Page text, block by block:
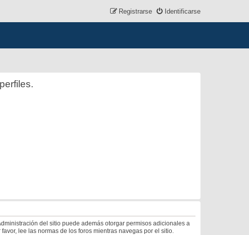
Identificarse
Registrarse
del sitio puede además otorgar permisos adicionales a
lee las normas de los foros mientras navegas por el sitio.